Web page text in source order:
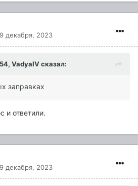
говорит можете сказать,
не на трассе и на хрен знает
у toyota впрыск топлива не
бы услышать ваше мнение.
декабря, 2023
VadyaIVсказал:
заправках
и ответили.
декабря, 2023